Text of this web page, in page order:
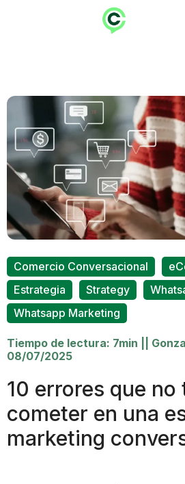
Comercio Conversacional
Estrategia Strategy
Whatsapp Marketing
Tiempo de lectura: 7min
08/07/2025
10 errores que no
cometer en una
marketing